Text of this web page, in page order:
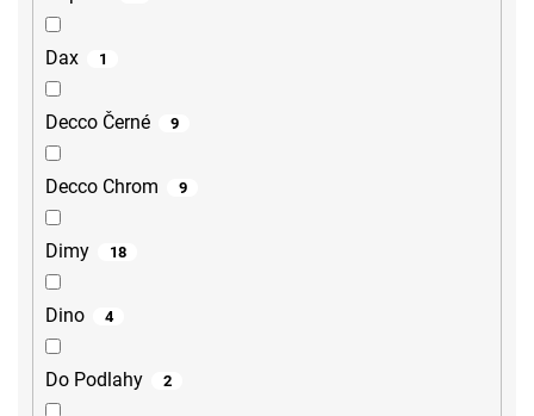
Dax 1
Decco Černé 9
Decco Chrom 9
Dimy 18
Dino 4
Do Podlahy 2